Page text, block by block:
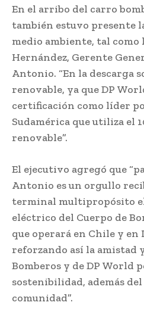
En el arribo del carro
también estuvo presente
medio ambiente, tal como
Hernández, Gerente
Antonio. “En la descarga
renovable, ya que DP
certificación como líder
Sudamérica que utiliza el
renovable”.
El ejecutivo agregó que
Antonio es un orgullo
terminal multipropósito
eléctrico del Cuerpo de
que operará en Chile y en
reforzando así la amistad
Bomberos y de DP World
sostenibilidad, además
comunidad”.